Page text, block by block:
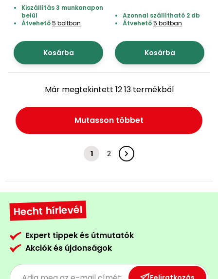
tartozék!
Kiszállítás 3 munkanapon
belül
Átvehető5 boltban
Kosárba
Azonnal szállítható 2 db
Átvehető5 boltban
Kosárba
Már megtekintett 12 13 termékből
Mutasson többet
1 2
Hecht hírlevél
Expert tippek és útmutatók
Akciók és újdonságok